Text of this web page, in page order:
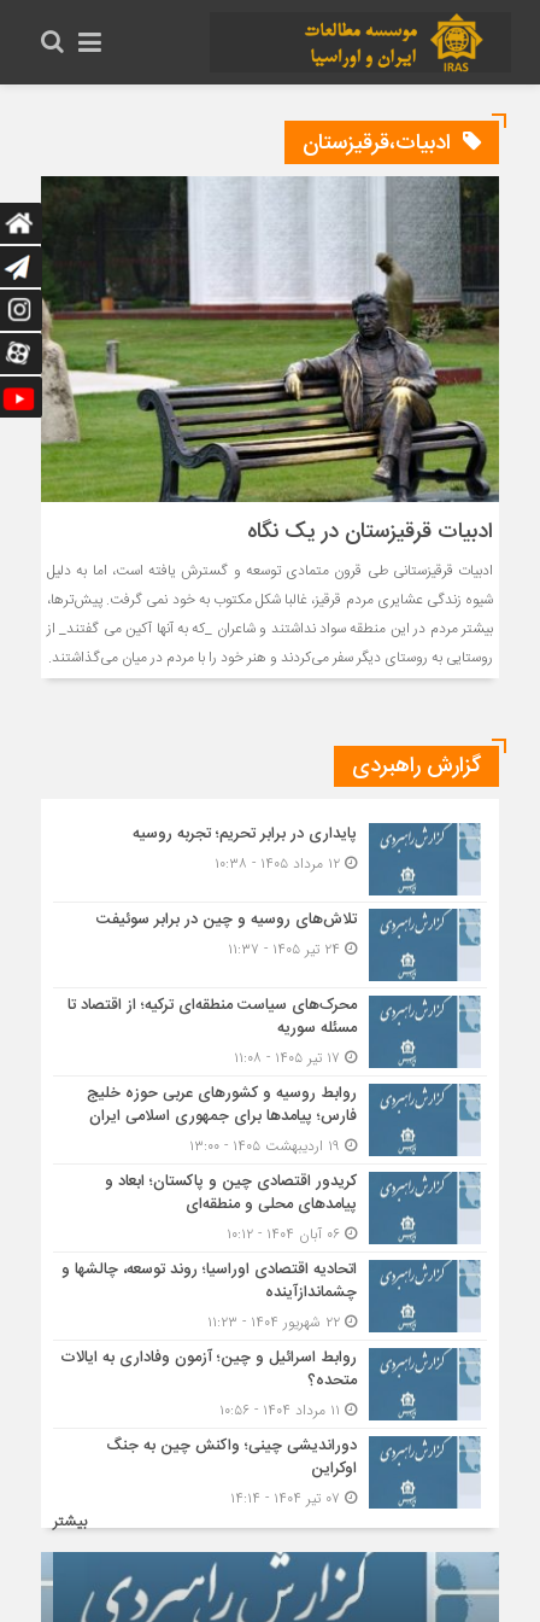
ادبیات،قرقیزستان
ادبیات قرقیزستان در یک نگاه
ادبیات قرقیزستانی طی قرون متمادی توسعه و گسترش یافته است، اما به دلیل
شیوه زندگی عشایری مردم قرقیز، غالبا شکل مکتوب به خود نمی گرفت. پیش‌ترها،
بیشتر مردم در این منطقه سواد نداشتند و شاعران _که به آنها آکین می گفتند_ از
روستایی به روستای دیگر سفر می‌کردند و هنر خود را با مردم در میان می‌گذاشتند.
گزارش راهبردی
پایداری در برابر تحریم؛ تجربه روسیه
۱۲ مرداد ۱۴۰۵ - ۱۰:۳۸
تلاش‌های روسیه و چین در برابر سوئیفت
محرک‌های سیاست منطقه‌‎ای ترکیه؛ از اقتصاد تا
مسئله سوریه
روابط روسیه و کشورهای عربی حوزه خلیج
فارس؛ پیامدها برای جمهوری اسلامی ایران
کریدور اقتصادی چین و پاکستان؛ ابعاد و
پیامدهای محلی و منطقه‌ای
۰۶ آبان ۱۴۰۴ - ۱۰:۱۲
اتحادیه اقتصادی اوراسیا؛ روند توسعه، چالشها و
چشماندازآینده
۲۲ شهریور ۱۴۰۴ - ۱۱:۲۳
روابط اسرائیل و چین؛ آزمون وفاداری به ایالات
متحده؟
دوراندیشی چینی؛ واکنش چین به جنگ
اوکراین
بیشتر